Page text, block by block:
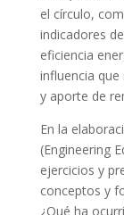
el círculo,
indicadores
eficiencia
influencia
y aporte de
En la
(Engineering
ejercicios y
conceptos y
¿Qué ha